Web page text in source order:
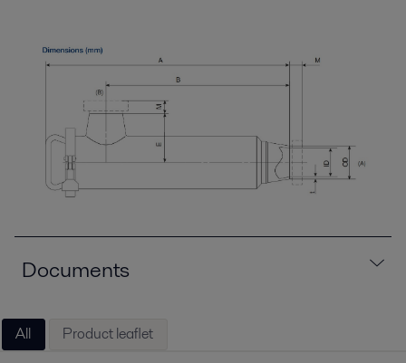
Documents
All Product leaflet